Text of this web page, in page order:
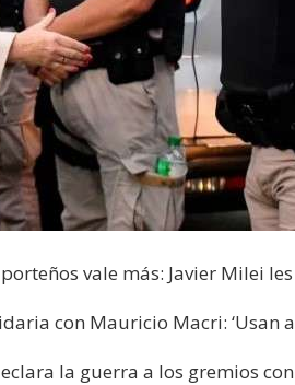
vale más: Javier Milei
con Mauricio Macri: ‘Usan
la guerra a los gremios